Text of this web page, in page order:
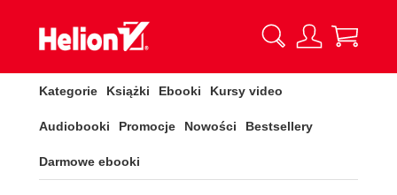
Kategorie Książki Ebooki Kursy video
Audiobooki Promocje Nowości Bestsellery
Darmowe ebooki